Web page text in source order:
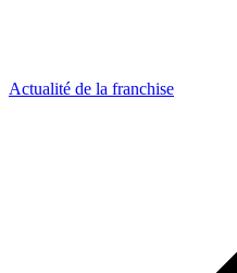
Actualité de la franchise